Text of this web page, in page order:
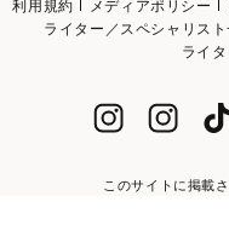
利用規約
メディアポリシー
ライター／スペシャリス
ライ
このサイトに掲載